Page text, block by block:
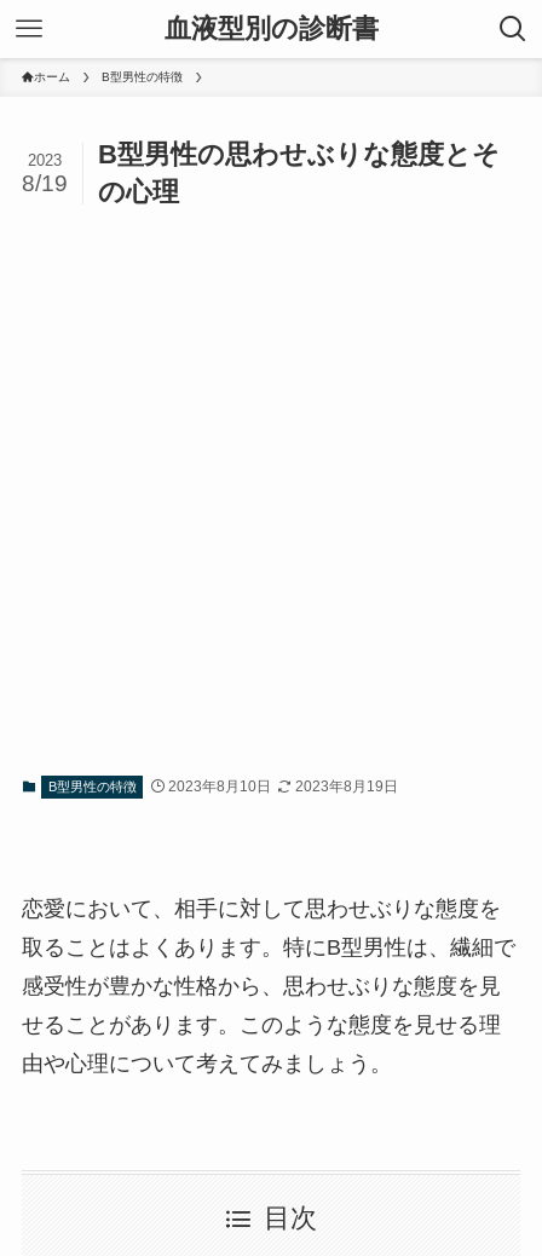
血液型別の診断書
ホーム B型男性の特徴
B型男性の思わせぶりな態度とそ
の心理
2023
8/19
B型男性の特徴 2023年8月10日 2023年8月19日
恋愛において、相手に対して思わせぶりな態度を
取ることはよくあります。特にB型男性は、繊細で
感受性が豊かな性格から、思わせぶりな態度を見
せることがあります。このような態度を見せる理
由や心理について考えてみましょう。
目次